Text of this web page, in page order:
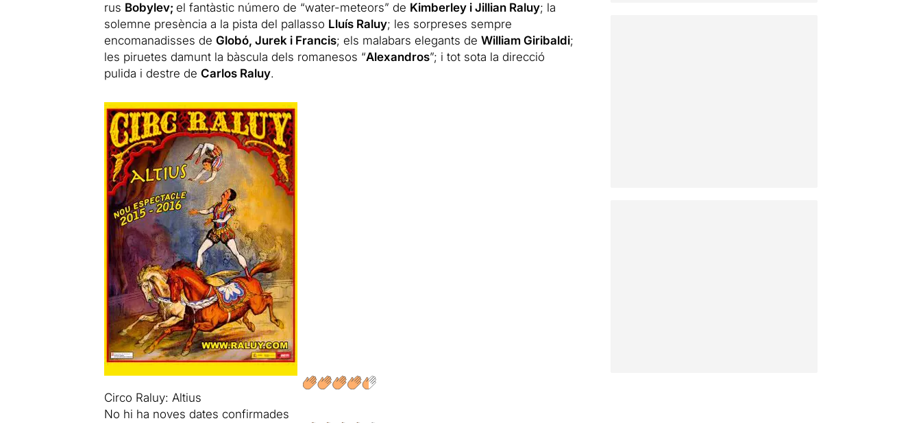
rus Bobylev; el fantàstic número de “water-meteors” de Kimberley i Jillian Raluy; la
solemne presència a la pista del pallasso Lluís Raluy; les sorpreses sempre
encomanadisses de Globó, Jurek i Francis; els malabars elegants de William Giribaldi;
les piruetes damunt la bàscula dels romanesos “Alexandros”; i tot sota la direcció
pulida i destre de Carlos Raluy.
Circo Raluy: Altius
No hi ha noves dates confirmades